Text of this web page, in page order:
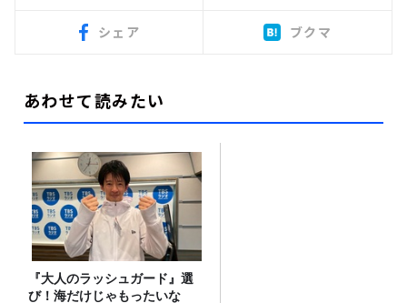
シェア ブクマ
あわせて読みたい
『大人のラッシュガード』選
び！海だけじゃもったいな